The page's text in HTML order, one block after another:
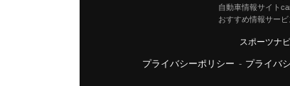
自動車情報サイト
おすすめ情報サービ
スポーツナ
プライバシーポリシー - プライバ